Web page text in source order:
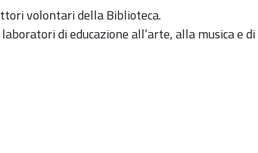
volontaridella Biblioteca.
di educazione all’arte, alla musica e di